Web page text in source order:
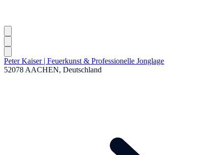
Peter Kaiser | Feuerkunst & Professionelle Jonglage
52078 AACHEN, Deutschland